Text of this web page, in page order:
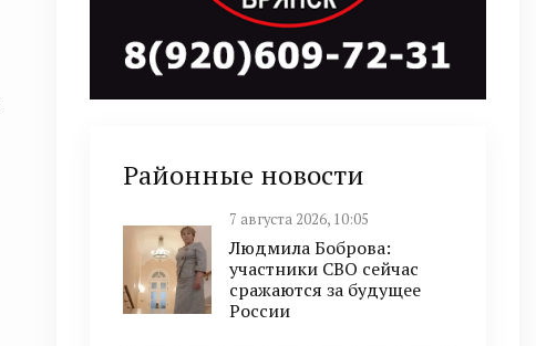
Районные новости
7 августа 2026, 10:05
Людмила Боброва:
участники СВО сейчас
сражаются за будущее
России